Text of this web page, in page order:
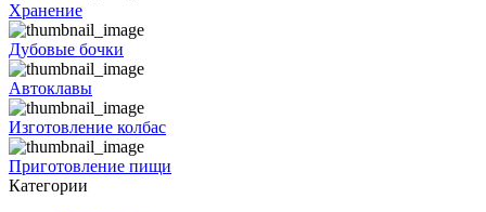
Хранение
Дубовые бочки
Автоклавы
Изготовление колбас
Приготовление пищи
Категории